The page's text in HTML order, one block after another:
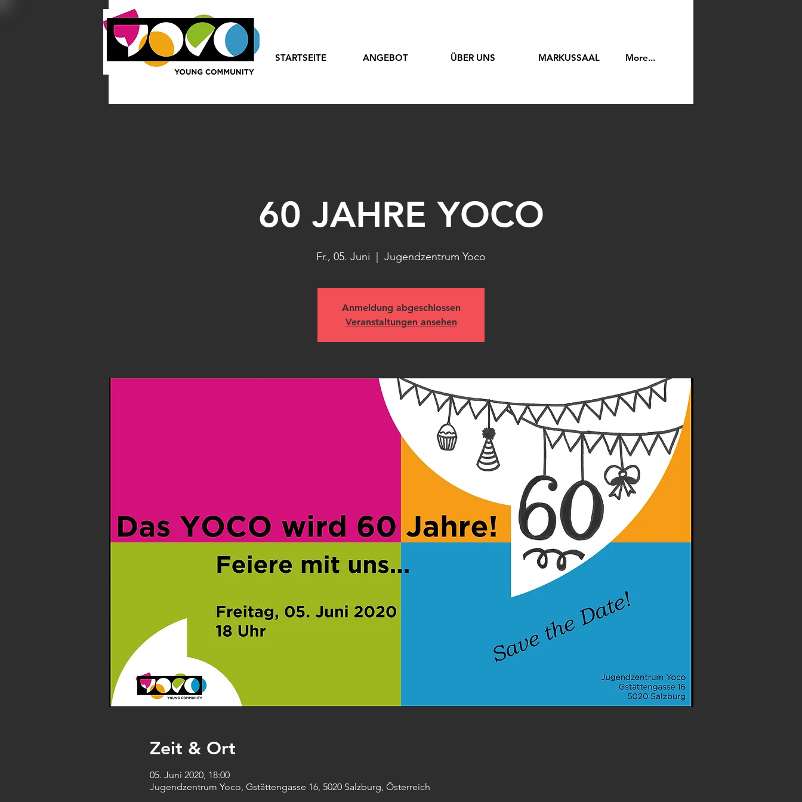
STARTSEITE ANGEBOT ÜBER UNS MARKUSSAAL More...
60 JAHRE YOCO
Fr., 05. Juni Jugendzentrum Yoco
Anmeldung abgeschlossen
Veranstaltungen ansehen
Zeit & Ort
05. Juni 2020, 18:00
Jugendzentrum Yoco, Gstättengasse 16, 5020 Salzburg, Österreich